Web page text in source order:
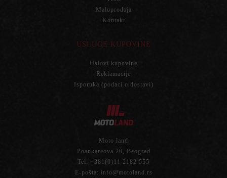
Maloprodaja
Kontakt
USLUGE KUPOVINE
Uslovi kupovine
Reklamacije
Isporuka (podaci o dostavi)
Moto land
Poankareova 20, Beograd
Tel: +381(0)11 2182 555
E-pošta: info@motoland.rs